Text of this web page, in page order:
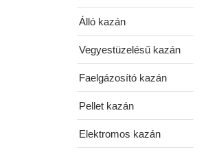
Álló kazán
Vegyestüzelésű kazán
Faelgázosító kazán
Pellet kazán
Elektromos kazán